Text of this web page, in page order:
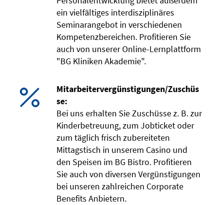
ein vielfältiges interdisziplinäres
Seminarangebot in verschiedenen
Kompetenzbereichen. Profitieren Sie
auch von unserer Online-Lernplattform
"BG Kliniken Akademie".
Mitarbeitervergünstigungen/Zuschüs
se:
Bei uns erhalten Sie Zuschüsse z. B. zur
Kinderbetreuung, zum Jobticket oder
zum täglich frisch zubereiteten
Mittagstisch in unserem Casino und
den Speisen im BG Bistro. Profitieren
Sie auch von diversen Vergünstigungen
bei unseren zahlreichen Corporate
Benefits Anbietern.